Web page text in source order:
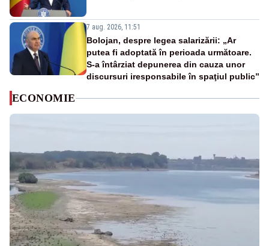
7 aug. 2026, 11:51
Bolojan, despre legea salarizării: „Ar
putea fi adoptată în perioada următoare.
S-a întârziat depunerea din cauza unor
discursuri iresponsabile în spaţiul public”
ECONOMIE